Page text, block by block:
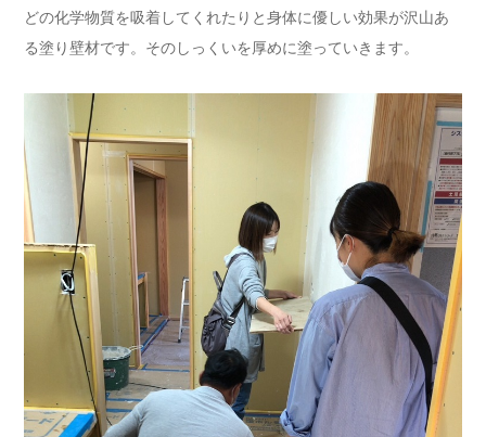
どの化学物質を吸着してくれたりと身体に優しい効果が沢山あ
る塗り壁材です。そのしっくいを厚めに塗っていきます。